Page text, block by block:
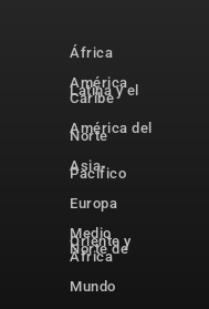
África
América
Latina y el
Caribe
América del
Norte
Asia-
Pacífico
Europa
Medio
Oriente y
Norte de
África
Mundo